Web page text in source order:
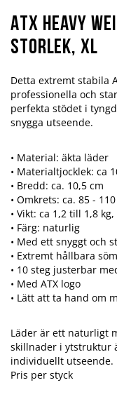
ATX Heavy
Storlek, XL
Detta extremt stabila
professionella och
perfekta stödet i
snygga utseende.
• Material: äkta läder
• Materialtjocklek: ca
• Bredd: ca. 10,5 cm
• Omkrets: ca. 85 -
• Vikt: ca 1,2 till 1,8
• Färg: naturlig
• Med ett snyggt och
• Extremt hållbara
• 10 steg justerbar
• Med ATX logo
• Lätt att ta hand om
Läder är ett naturligt
skillnader i ytstruktur
individuellt utseende.
Pris per styck